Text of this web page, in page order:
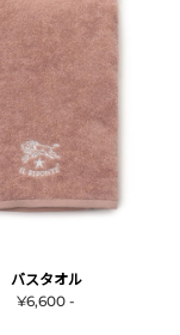
バスタオル
¥6,600 -